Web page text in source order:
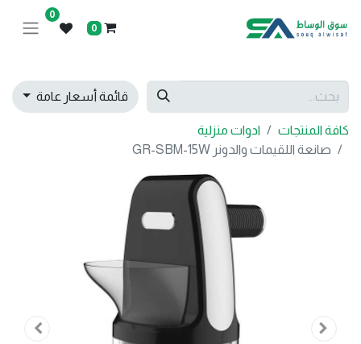
0
0
قائمة أسعار عامة
كافة المنتجات
ادوات منزلية
صانعة اللقيمات والدونر GR-SBM-15W